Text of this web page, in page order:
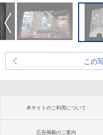
この
本サイトのご利用について
広告掲載のご案内